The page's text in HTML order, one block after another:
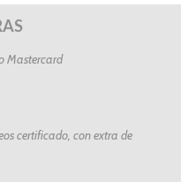
Mastercard
certificado, con extra de